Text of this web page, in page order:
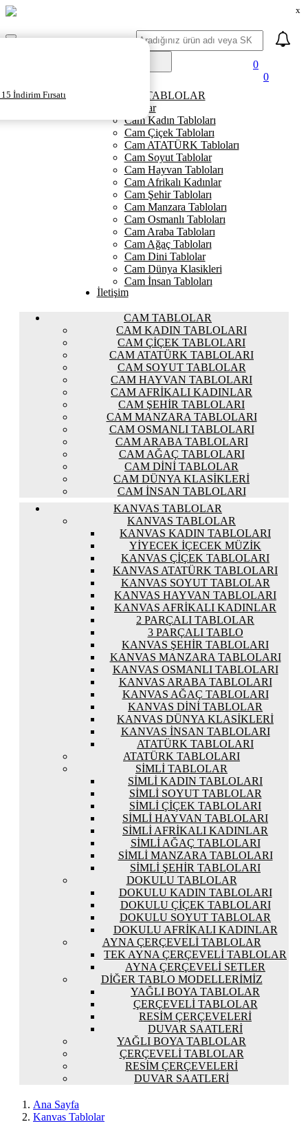
x
Mobil
Ara
İndirim Fırsatı
0
0
KANVAS TABLOLAR
Cam Tablolar
Cam Kadın Tabloları
Cam Çiçek Tabloları
Cam ATATÜRK Tabloları
Cam Soyut Tablolar
Cam Hayvan Tabloları
Cam Afrikalı Kadınlar
Cam Şehir Tabloları
Cam Manzara Tabloları
Cam Osmanlı Tabloları
Cam Araba Tabloları
Cam Ağaç Tabloları
Cam Dini Tablolar
Cam Dünya Klasikleri
Cam İnsan Tabloları
İletişim
CAM TABLOLAR
CAM KADIN TABLOLARI
CAM ÇIÇEK TABLOLARI
CAM ATATÜRK TABLOLARI
CAM SOYUT TABLOLAR
CAM HAYVAN TABLOLARI
CAM AFRIKALI KADINLAR
CAM ŞEHIR TABLOLARI
CAM MANZARA TABLOLARI
CAM OSMANLI TABLOLARI
CAM ARABA TABLOLARI
CAM AĞAÇ TABLOLARI
CAM DINI TABLOLAR
CAM DÜNYA KLASIKLERI
CAM İNSAN TABLOLARI
KANVAS TABLOLAR
KANVAS TABLOLAR
KANVAS KADIN TABLOLARI
YIYECEK İÇECEK MÜZIK
KANVAS ÇIÇEK TABLOLARI
KANVAS ATATÜRK TABLOLARI
KANVAS SOYUT TABLOLAR
KANVAS HAYVAN TABLOLARI
KANVAS AFRIKALI KADINLAR
2 PARÇALI TABLOLAR
3 PARÇALI TABLO
KANVAS ŞEHIR TABLOLARI
KANVAS MANZARA TABLOLARI
KANVAS OSMANLI TABLOLARI
KANVAS ARABA TABLOLARI
KANVAS AĞAÇ TABLOLARI
KANVAS DINI TABLOLAR
KANVAS DÜNYA KLASIKLERI
KANVAS İNSAN TABLOLARI
ATATÜRK TABLOLARI
ATATÜRK TABLOLARI
SIMLI TABLOLAR
SIMLI KADIN TABLOLARI
SIMLI SOYUT TABLOLAR
SIMLI ÇIÇEK TABLOLARI
SIMLI HAYVAN TABLOLARI
SIMLI AFRIKALI KADINLAR
SIMLI AĞAÇ TABLOLARI
SIMLI MANZARA TABLOLARI
SIMLI ŞEHIR TABLOLARI
DOKULU TABLOLAR
DOKULU KADIN TABLOLARI
DOKULU ÇIÇEK TABLOLARI
DOKULU SOYUT TABLOLAR
DOKULU AFRIKALI KADINLAR
AYNA ÇERÇEVELI TABLOLAR
TEK AYNA ÇERÇEVELI TABLOLAR
AYNA ÇERÇEVELI SETLER
DIĞER TABLO MODELLERIMIZ
YAĞLI BOYA TABLOLAR
ÇERÇEVELI TABLOLAR
RESIM ÇERÇEVELERI
DUVAR SAATLERI
YAĞLI BOYA TABLOLAR
ÇERÇEVELI TABLOLAR
RESIM ÇERÇEVELERI
DUVAR SAATLERI
Ana Sayfa
Kanvas Tablolar